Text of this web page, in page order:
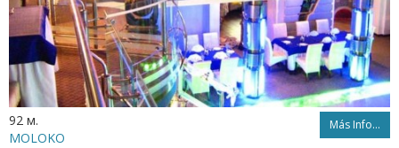
92 м. Más Info...
MOLOKO